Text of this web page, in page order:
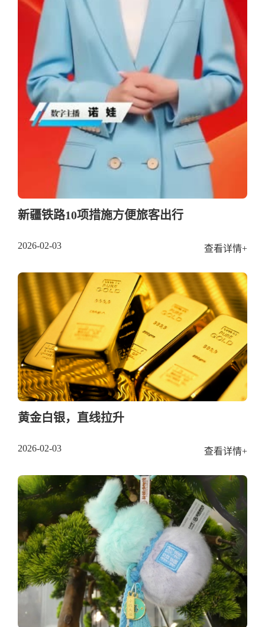
新疆铁路10项措施方便旅客出行
2026-02-03 查看详情+
黄金白银，直线拉升
2026-02-03 查看详情+